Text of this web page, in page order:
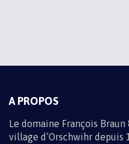
A PROPOS
Le domaine François
village d’Orschwihr depuis